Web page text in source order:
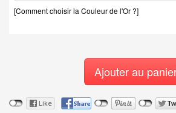
[Comment choisir la Couleur de l'Or ?]
Ajouter au